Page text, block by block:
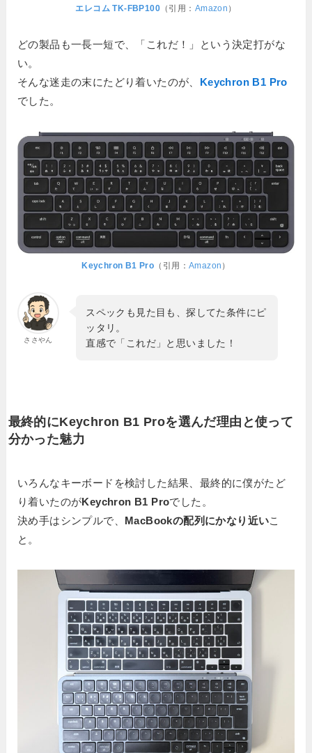
エレコム TK-FBP100 （引用： Amazon ）
どの製品も一長一短で、「これだ！」という決定打がな
い。
そんな迷走の末にたどり着いたのが、 Keychron B1 Pro
でした。
Keychron B1 Pro （引用： Amazon ）
ささやん
スペックも見た目も、探してた条件にピ
ッタリ。
直感で「これだ」と思いました！
最終的にKeychron B1 Proを選んだ理由と使って
分かった魅力
いろんなキーボードを検討した結果、最終的に僕がたど
り着いたのがKeychron B1 Proでした。
決め手はシンプルで、 MacBookの配列にかなり近いこ
と。